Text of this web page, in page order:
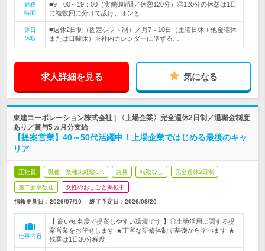
勤務
時間
■9：00～19：00（実働8時間／休憩120分）◎120分の休憩は1日
に複数回に分けて設け、オンと…
休日
休暇
■週休2日制（固定シフト制）／月7～10日（土曜日休＋他金曜休
または日曜休）※社内カレンダーに準ずる…
求人詳細を見る 気になる
東建コーポレーション株式会社 | 〈上場企業〉完全週休2日制／退職金制度
あり／賞与5ヵ月分支給
【提案営業】40～50代活躍中！上場企業ではじめる最後のキャ
リア
正社員 職種・業種未経験OK 急募 転勤なし 完全週休2日制
第二新卒歓迎 女性のおしごと掲載中
情報更新日：2026/07/10 終了予定日： 2026/08/20
仕事内容
【 高い知名度で提案しやすい環境です 】◎土地活用に関する提
案営業をお任せします ★丁寧な研修体制で基礎から学べます ★
残業は1日30分程度